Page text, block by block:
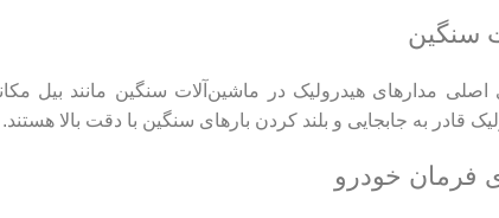
اصلی مدارهای هیدرولیک در ماشین‌آلات سنگین مانند بیل
قادر به جابجایی و بلند کردن بارهای سنگین با دقت بالا هستند.